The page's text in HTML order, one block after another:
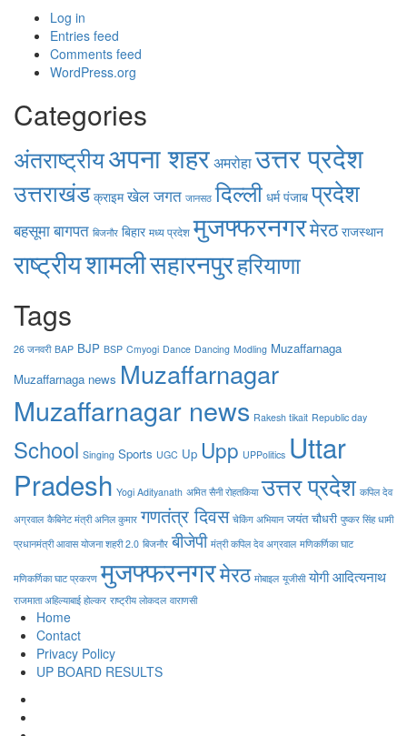
Log in
Entries feed
Comments feed
WordPress.org
Categories
अंतराष्ट्रीयअपना शहरअमरोहाउत्तर प्रदेश
उत्तराखंड क्राइम खेल जगत जानसठ दिल्ली धर्म पंजाब प्रदेश
बहसूमाबागपत बिजनौर बिहार मध्य प्रदेश मुजफ्फरनगरमेरठ राजस्थान
राष्ट्रीयशामलीसहारनपुरहरियाणा
Tags
26 जनवरी BAP BJP BSP Cmyogi Dance Dancing Modling Muzaffarnaga
Muzaffarnaga news Muzaffarnagar
Muzaffarnagar news Rakesh tikait Republic day
School Singing Sports UGC Up Upp UPPolitics Uttar
Pradesh Yogi Adityanath अमित सैनी रोहतकिया उत्तर प्रदेश कपिल देव
अग्रवाल कैबिनेट मंत्री अनिल कुमार गणतंत्र दिवस चेकिंग अभियान जयंत चौधरी पुष्कर सिंह धामी
प्रधानमंत्री आवास योजना शहरी 2.0 बिजनौर बीजेपी मंत्री कपिल देव अग्रवाल मणिकर्णिका घाट
मणिकर्णिका घाट प्रकरण मुजफ्फरनगरमेरठ मोबाइल यूजीसी योगी आदित्यनाथ
राजमाता अहिल्याबाई होल्कर राष्ट्रीय लोकदल वाराणसी
Home
Contact
Privacy Policy
UP BOARD RESULTS